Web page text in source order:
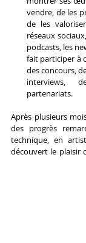
vendre, de les
de les
réseaux
podcasts, les
fait participer à
des concours,
interviews,
partenariats.
Après plusieurs
des progrès
technique, en
découvert le plaisir